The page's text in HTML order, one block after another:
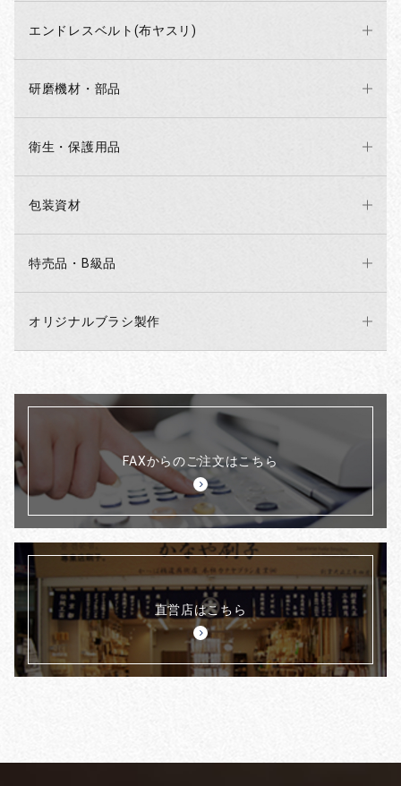
エンドレスベルト(布ヤスリ)
研磨機材・部品
衛生・保護用品
包装資材
特売品・B級品
オリジナルブラシ製作
FAXからのご注文はこちら
直営店はこちら